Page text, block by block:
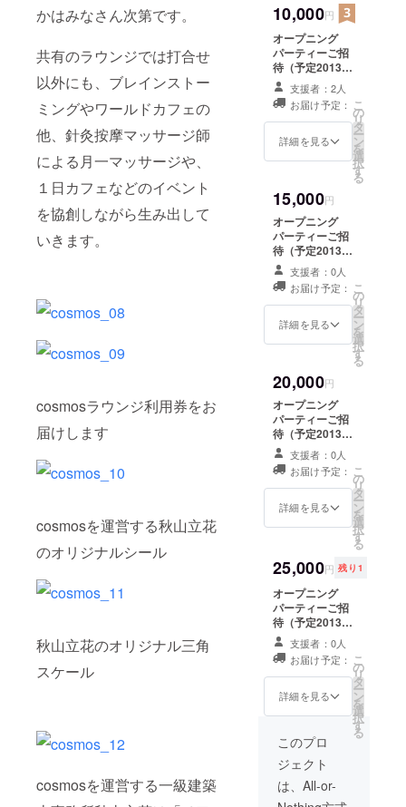
かはみなさん次第です。
共有のラウンジでは打合せ
以外にも、ブレインストー
ミングやワールドカフェの
他、針灸按摩マッサージ師
による月一マッサージや、
１日カフェなどのイベント
を協創しながら生み出して
いきます。
cosmosラウンジ利用券をお
届けします
cosmosを運営する秋山立花
のオリジナルシール
秋山立花のオリジナル三角
スケール
cosmosを運営する一級建築
10,000円
オープニング
パーティーご招
待（予定2013年
1月31日19時〜
＠cosmos）
支援者：2人
お届け予定：
詳細を見る
こ
の
リ
タ
ー
ン
を
選
択
す
る
15,000円
オープニング
パーティーご招
待（予定2013年
1月31日19時〜
＠cosmos） 共
有ラウンジ６０
分貸切利用券２
枚 or 共有ラウン
支援者：0人
お届け予定：
詳細を見る
こ
の
リ
タ
ー
ン
を
選
択
す
る
20,000円
オープニング
パーティーご招
待（予定2013年
1月31日19時〜
＠cosmos） 共
有ラウンジ６０
分貸切利用券５
枚 or 共有ラウン
支援者：0人
お届け予定：
詳細を見る
こ
の
リ
タ
ー
ン
を
選
択
す
る
25,000円 残り1
オープニング
パーティーご招
待（予定2013年
1月31日19時〜
＠cosmos）
cosmos模型プ
レゼント
支援者：0人
お届け予定：
詳細を見る
こ
の
リ
タ
ー
ン
を
選
択
す
る
このプロ
ジェクト
は、All-or-